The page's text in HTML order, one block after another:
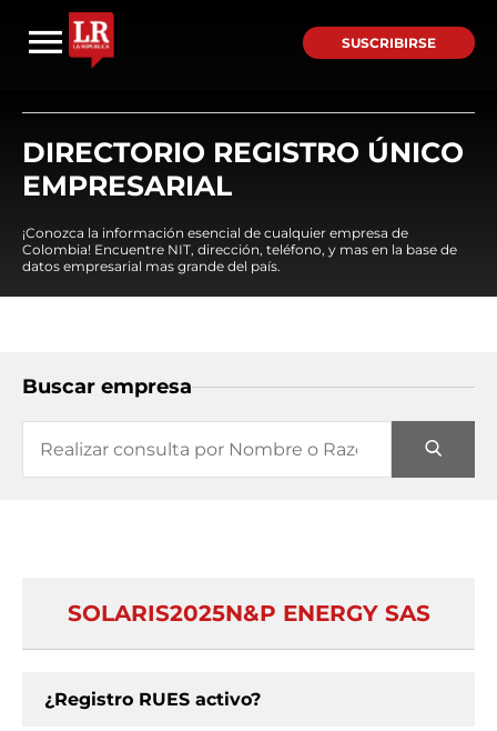
SUSCRIBIRSE
DIRECTORIO REGISTRO ÚNICO
EMPRESARIAL
¡Conozca la información esencial de cualquier empresa de
Colombia! Encuentre NIT, dirección, teléfono, y mas en la base de
datos empresarial mas grande del país.
Buscar empresa
SOLARIS2025N&P ENERGY SAS
¿Registro RUES activo?